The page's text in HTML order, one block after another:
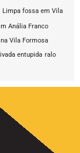
Limpa fossa em Vila
Anália Franco
Vila Formosa
entupida ralo